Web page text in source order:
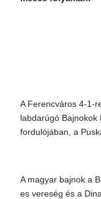
A Ferencváros 4-1-
labdarúgó
fordulójában, a
A magyar bajnok a
es vereség és a